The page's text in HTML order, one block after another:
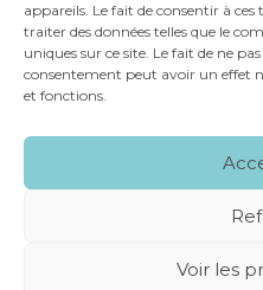
appareils. Le fait de consentir à
traiter des données telles que le
uniques sur ce site. Le fait de ne
consentement peut avoir un effet
et fonctions.
Voir les
FaceBook
TwitterLinkedIn
Footer
NOS
NOS SPÉCIALITÉS
MENTIONS LÉGALES PLAN